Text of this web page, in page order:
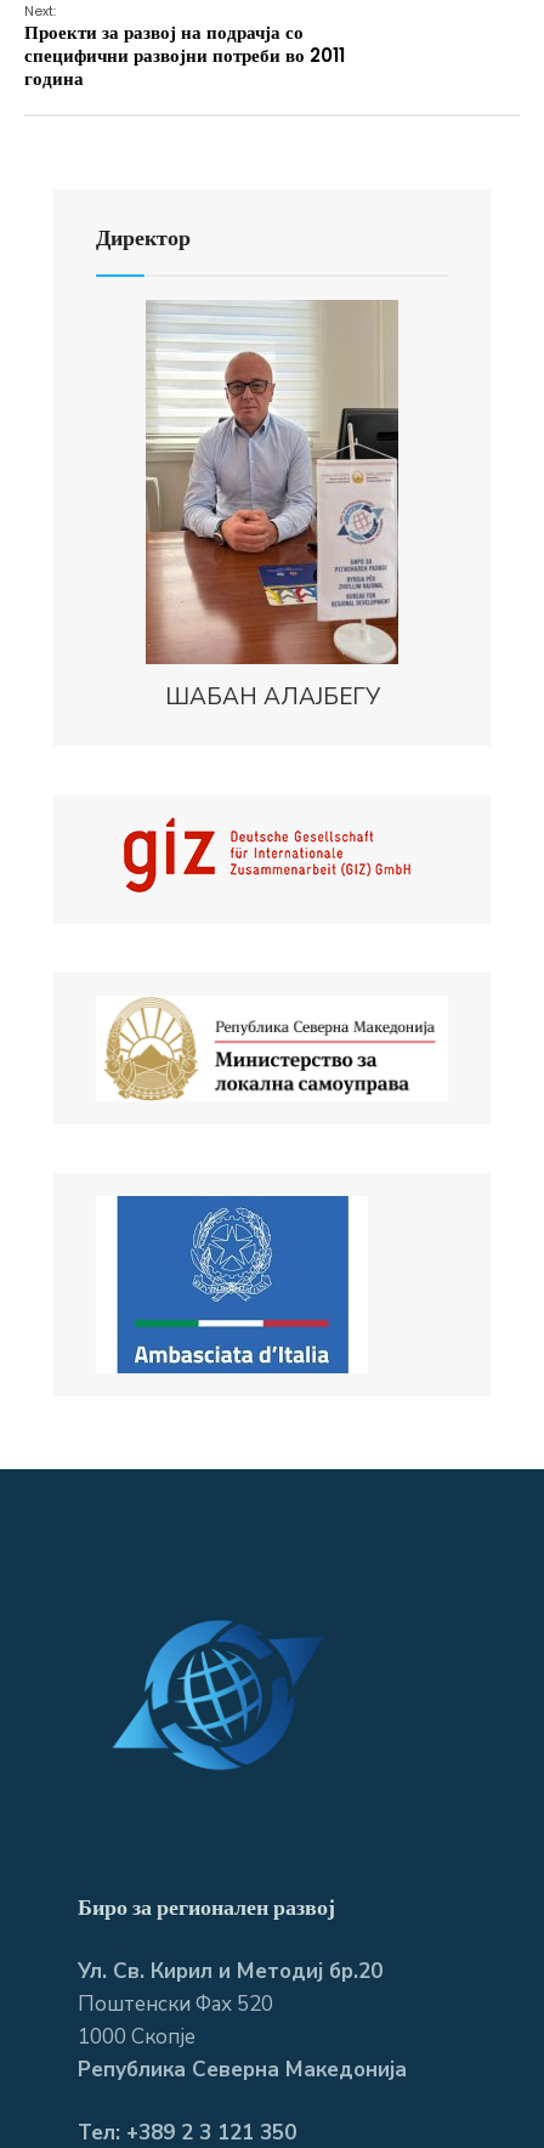
Next:
Проекти за развој на подрачја со
специфични развојни потреби во 2011
година
Директор
ШАБАН АЛАЈБЕГУ
Биро за регионален развој
Ул. Св. Кирил и Методиј бр.20
Поштенски Фах 520
1000 Скопје
Република Северна Македонија
Тел: +389 2 3 121 350